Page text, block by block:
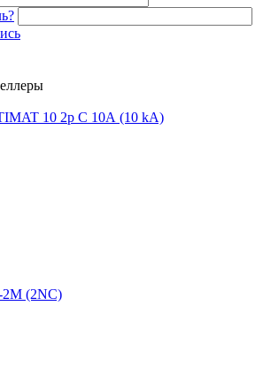
10 2p C 10А (10 kA)
2M (2NC)